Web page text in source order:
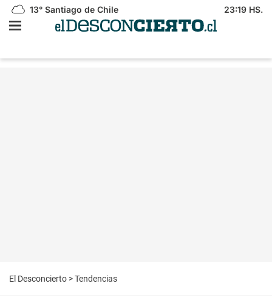
13° Santiago de Chile 23:19 HS.
El Desconcierto >Tendencias